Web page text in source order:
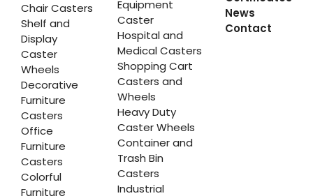
Chair Casters
Shelf and
Display
Caster
Wheels
Decorative
Furniture
Casters
Office
Furniture
Casters
Colorful
Furniture
Equipment
Caster
Hospital and
Medical Casters
Shopping Cart
Casters and
Wheels
Heavy Duty
Caster Wheels
Container and
Trash Bin
Casters
Industrial
News
Contact